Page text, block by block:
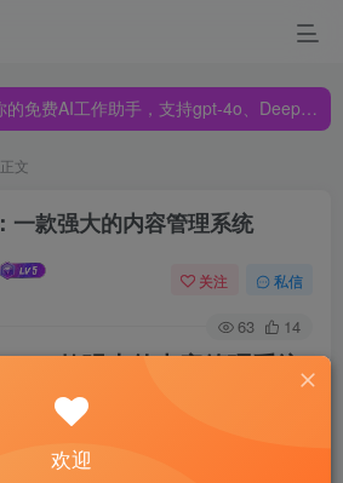
工作助手，支持gpt-4o、DeepSeek、Claude🔥🔥🔥🔥
工作助手，支持gpt-4o、DeepSeek、Claude🔥🔥🔥🔥
正文
一款强大的内容管理系统
关注 私信
63 14
一款强大的内容管理系统
繁荣的时代，一个高效、灵活的内容
网站建设和管理至关重要。今天我们
欢迎